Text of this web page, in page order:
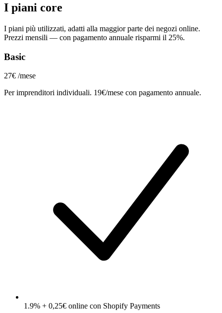
I piani core
I piani più utilizzati, adatti alla maggior parte dei negozi online.
Prezzi mensili — con pagamento annuale risparmi il 25%.
Basic
27€ /mese
Per imprenditori individuali. 19€/mese con pagamento annuale.
1.9% + 0,25€ online con Shopify Payments